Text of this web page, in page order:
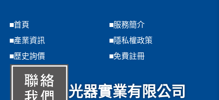
首頁
服務簡介
產業資訊
隱私權政策
歷史詢價
免費註冊
光器實業有限公司